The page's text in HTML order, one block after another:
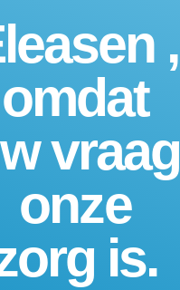
,
omdat
vraag
onze
is.